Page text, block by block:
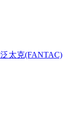
泛太克(FANTAC)